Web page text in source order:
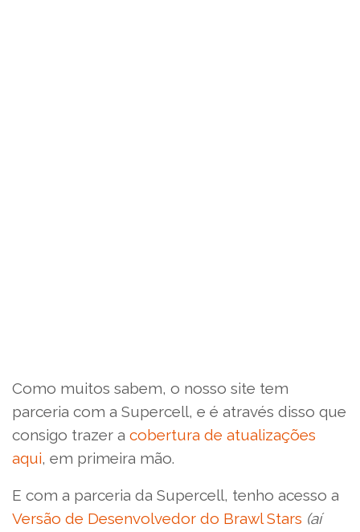
Como muitos sabem, o nosso site tem
parceria com a Supercell, e é através disso que
consigo trazer a cobertura de atualizações
aqui, em primeira mão.
E com a parceria da Supercell, tenho acesso a
Versão de Desenvolvedor do Brawl Stars (aí